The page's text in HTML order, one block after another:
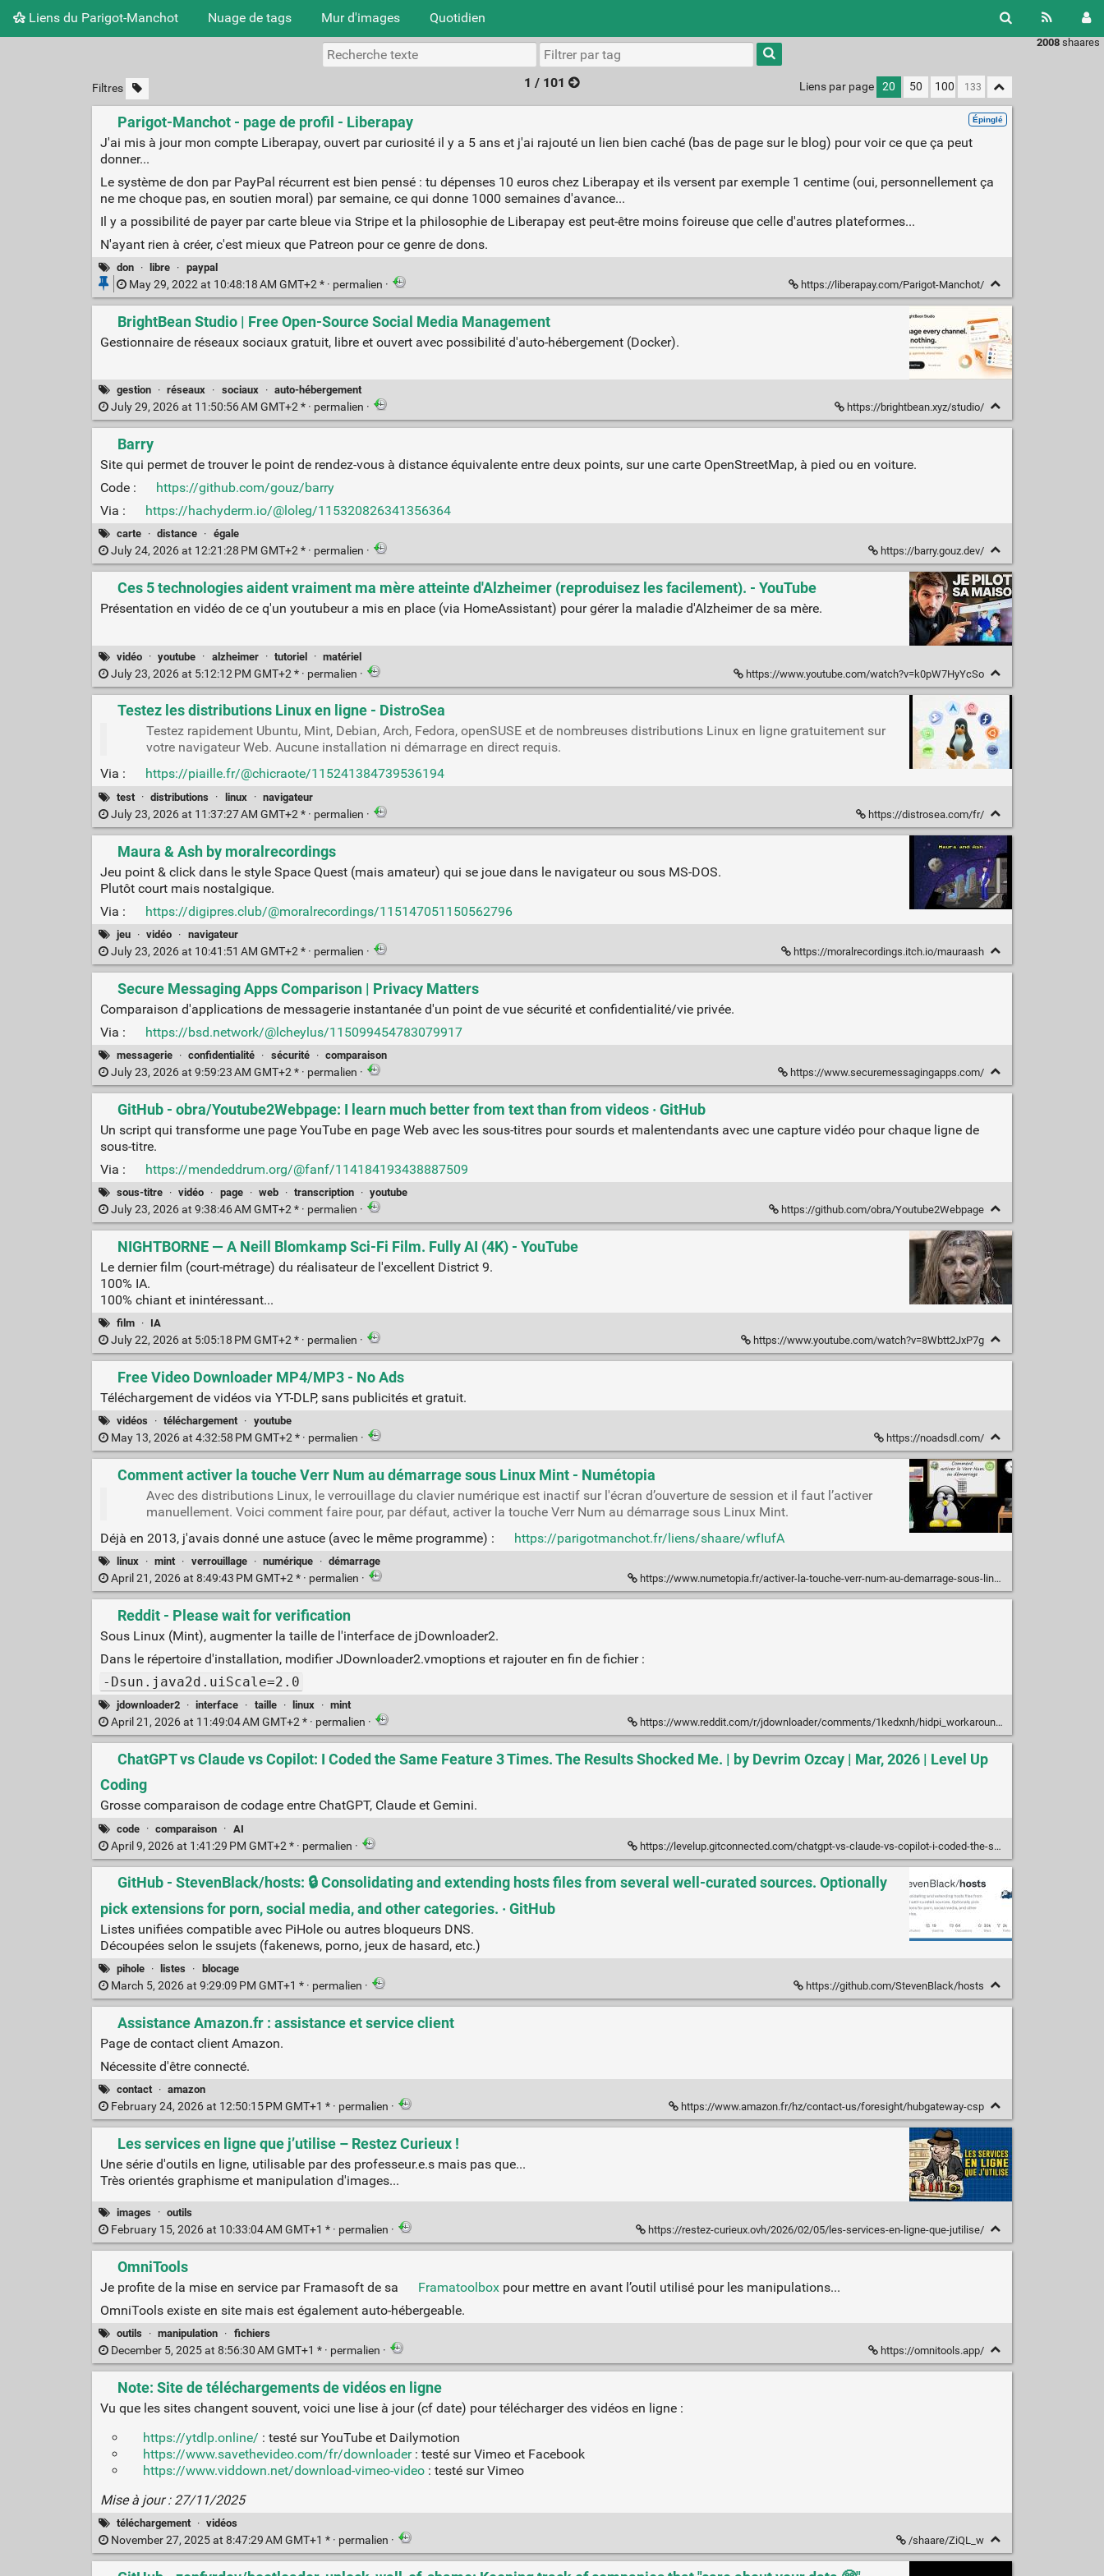
Liens du Parigot-Manchot Nuage de tags Mur d'images Quotidien
2008 shaares
Filtres 1 / 101 Liens par page 20 50 100
Épinglé
Parigot-Manchot - page de profil - Liberapay
J'ai mis à jour mon compte Liberapay, ouvert par curiosité il y a 5 ans et j'ai rajouté un lien bien caché (bas de page sur le blog) pour voir ce que ça peut
donner...
Le système de don par PayPal récurrent est bien pensé : tu dépenses 10 euros chez Liberapay et ils versent par exemple 1 centime (oui, personnellement ça
ne me choque pas, en soutien moral) par semaine, ce qui donne 1000 semaines d'avance...
Il y a possibilité de payer par carte bleue via Stripe et la philosophie de Liberapay est peut-être moins foireuse que celle d'autres plateformes...
N'ayant rien à créer, c'est mieux que Patreon pour ce genre de dons.
don · libre · paypal
May 29, 2022 at 10:48:18 AM GMT+2 * · permalien · https://liberapay.com/Parigot-Manchot/
BrightBean Studio | Free Open-Source Social Media Management
Gestionnaire de réseaux sociaux gratuit, libre et ouvert avec possibilité d'auto-hébergement (Docker).
gestion · réseaux · sociaux · auto-hébergement
July 29, 2026 at 11:50:56 AM GMT+2 * · permalien · https://brightbean.xyz/studio/
Barry
Site qui permet de trouver le point de rendez-vous à distance équivalente entre deux points, sur une carte OpenStreetMap, à pied ou en voiture.
Code :
https://github.com/gouz/barry
Via :
https://hachyderm.io/@loleg/115320826341356364
carte · distance · égale
July 24, 2026 at 12:21:28 PM GMT+2 * · permalien · https://barry.gouz.dev/
Ces 5 technologies aident vraiment ma mère atteinte d'Alzheimer (reproduisez les facilement). - YouTube
Présentation en vidéo de ce q'un youtubeur a mis en place (via HomeAssistant) pour gérer la maladie d'Alzheimer de sa mère.
vidéo · youtube · alzheimer · tutoriel · matériel
July 23, 2026 at 5:12:12 PM GMT+2 * · permalien · https://www.youtube.com/watch?v=k0pW7HyYcSo
Testez les distributions Linux en ligne - DistroSea
Testez rapidement Ubuntu, Mint, Debian, Arch, Fedora, openSUSE et de nombreuses distributions Linux en ligne gratuitement sur
votre navigateur Web. Aucune installation ni démarrage en direct requis.
Via :
https://piaille.fr/@chicraote/115241384739536194
test · distributions · linux · navigateur
July 23, 2026 at 11:37:27 AM GMT+2 * · permalien · https://distrosea.com/fr/
Maura & Ash by moralrecordings
Jeu point & click dans le style Space Quest (mais amateur) qui se joue dans le navigateur ou sous MS-DOS.
Plutôt court mais nostalgique.
Via :
https://digipres.club/@moralrecordings/115147051150562796
jeu · vidéo · navigateur
July 23, 2026 at 10:41:51 AM GMT+2 * · permalien · https://moralrecordings.itch.io/mauraash
Secure Messaging Apps Comparison | Privacy Matters
Comparaison d'applications de messagerie instantanée d'un point de vue sécurité et confidentialité/vie privée.
Via :
https://bsd.network/@lcheylus/115099454783079917
messagerie · confidentialité · sécurité · comparaison
July 23, 2026 at 9:59:23 AM GMT+2 * · permalien · https://www.securemessagingapps.com/
GitHub - obra/Youtube2Webpage: I learn much better from text than from videos · GitHub
Un script qui transforme une page YouTube en page Web avec les sous-titres pour sourds et malentendants avec une capture vidéo pour chaque ligne de
sous-titre.
Via :
https://mendeddrum.org/@fanf/114184193438887509
sous-titre · vidéo · page · web · transcription · youtube
July 23, 2026 at 9:38:46 AM GMT+2 * · permalien · https://github.com/obra/Youtube2Webpage
NIGHTBORNE — A Neill Blomkamp Sci-Fi Film. Fully AI (4K) - YouTube
Le dernier film (court-métrage) du réalisateur de l'excellent District 9.
100% IA.
100% chiant et inintéressant...
film · IA
July 22, 2026 at 5:05:18 PM GMT+2 * · permalien · https://www.youtube.com/watch?v=8Wbtt2JxP7g
Free Video Downloader MP4/MP3 - No Ads
Téléchargement de vidéos via YT-DLP, sans publicités et gratuit.
vidéos · téléchargement · youtube
May 13, 2026 at 4:32:58 PM GMT+2 * · permalien · https://noadsdl.com/
Comment activer la touche Verr Num au démarrage sous Linux Mint - Numétopia
Avec des distributions Linux, le verrouillage du clavier numérique est inactif sur l'écran d’ouverture de session et il faut l’activer
manuellement. Voici comment faire pour, par défaut, activer la touche Verr Num au démarrage sous Linux Mint.
Déjà en 2013, j'avais donné une astuce (avec le même programme) :
https://parigotmanchot.fr/liens/shaare/wfIufA
linux · mint · verrouillage · numérique · démarrage
April 21, 2026 at 8:49:43 PM GMT+2 * · permalien · https://www.numetopia.fr/activer-la-touche-verr-num-au-demarrage-sous-linux-mint/
Reddit - Please wait for verification
Sous Linux (Mint), augmenter la taille de l'interface de jDownloader2.
Dans le répertoire d'installation, modifier JDownloader2.vmoptions et rajouter en fin de fichier :
-Dsun.java2d.uiScale=2.0
jdownloader2 · interface · taille · linux · mint
April 21, 2026 at 11:49:04 AM GMT+2 * · permalien · https://www.reddit.com/r/jdownloader/comments/1kedxnh/hidpi_workaround_for_jdownloader/
ChatGPT vs Claude vs Copilot: I Coded the Same Feature 3 Times. The Results Shocked Me. | by Devrim Ozcay | Mar, 2026 | Level Up
Coding
Grosse comparaison de codage entre ChatGPT, Claude et Gemini.
code · comparaison · AI
April 9, 2026 at 1:41:29 PM GMT+2 * · permalien · https://levelup.gitconnected.com/chatgpt-vs-claude-vs-copilot-i-coded-the-same-feature-3-times-the-results-shocked-me-5546d2352904
GitHub - StevenBlack/hosts: 🔒 Consolidating and extending hosts files from several well-curated sources. Optionally
pick extensions for porn, social media, and other categories. · GitHub
Listes unifiées compatible avec PiHole ou autres bloqueurs DNS.
Découpées selon le ssujets (fakenews, porno, jeux de hasard, etc.)
pihole · listes · blocage
March 5, 2026 at 9:29:09 PM GMT+1 * · permalien · https://github.com/StevenBlack/hosts
Assistance Amazon.fr : assistance et service client
Page de contact client Amazon.
Nécessite d'être connecté.
contact · amazon
February 24, 2026 at 12:50:15 PM GMT+1 * · permalien · https://www.amazon.fr/hz/contact-us/foresight/hubgateway-csp
Les services en ligne que j’utilise – Restez Curieux !
Une série d'outils en ligne, utilisable par des professeur.e.s mais pas que...
Très orientés graphisme et manipulation d'images...
images · outils
February 15, 2026 at 10:33:04 AM GMT+1 * · permalien · https://restez-curieux.ovh/2026/02/05/les-services-en-ligne-que-jutilise/
OmniTools
Je profite de la mise en service par Framasoft de sa Framatoolboxpour mettre en avant l’outil utilisé pour les manipulations...
OmniTools existe en site mais est également auto-hébergeable.
outils · manipulation · fichiers
December 5, 2025 at 8:56:30 AM GMT+1 * · permalien · https://omnitools.app/
Note: Site de téléchargements de vidéos en ligne
Vu que les sites changent souvent, voici une lise à jour (cf date) pour télécharger des vidéos en ligne :
https://ytdlp.online/ : testé sur YouTube et Dailymotion
https://www.savethevideo.com/fr/downloader: testé sur Vimeo et Facebook
https://www.viddown.net/download-vimeo-video: testé sur Vimeo
Mise à jour : 27/11/2025
téléchargement · vidéos
November 27, 2025 at 8:47:29 AM GMT+1 * · permalien · /shaare/ZiQL_w